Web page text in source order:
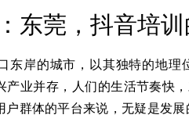
东莞，抖音培训
东岸的城市，以其独特的地
产业并存，人们的生活节奏快
群体的平台来说，无疑是发展